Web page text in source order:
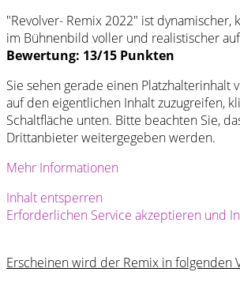
"Revolver- Remix 2022" ist dynamischer,
im Bühnenbild voller und realistischer
Bewertung: 13/15 Punkten
Sie sehen gerade einen Platzhalterinhalt
auf den eigentlichen Inhalt zuzugreifen,
Schaltfläche unten. Bitte beachten Sie,
Drittanbieter weitergegeben werden.
Mehr Informationen
Inhalt entsperren
Erforderlichen Service akzeptieren und
Erscheinen wird der Remix in folgenden